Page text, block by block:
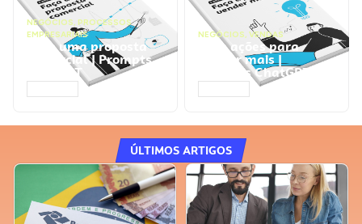
NEGÓCIOS, PROCESSOS
EMPRESARIAIS
Faça uma proposta
comercial | Prompts
ChatGPT
NEGÓCIOS, VENDAS
Faça ações para
vender mais |
Prompts ChatGPT
ÚLTIMOS ARTIGOS